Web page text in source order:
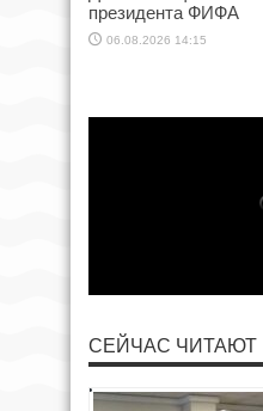
президента ФИФА
06.08.2026 14:15
СЕЙЧАС ЧИТАЮТ